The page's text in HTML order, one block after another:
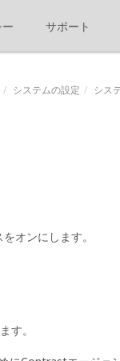
サポート
システムの設定 シス
オンにします。
す。